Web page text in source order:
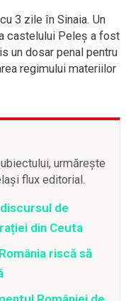
3 zile în Sinaia. Un
castelului Peleș a fost
un dosar penal pentru
regimului materiilor
urmărește
flux editorial.
de
din Ceuta
riscă să